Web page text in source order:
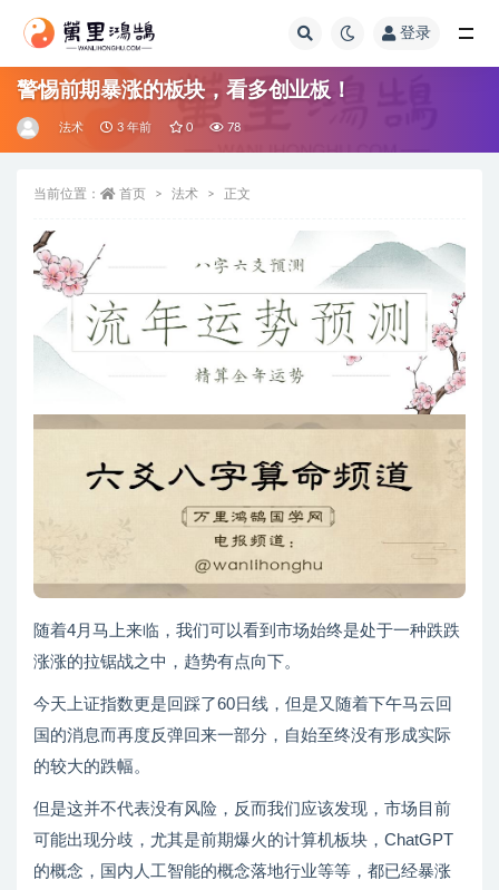
登录
警惕前期暴涨的板块，看多创业板！
法术 3 年前 0 78
当前位置： 首页 法术 正文
随着4月马上来临，我们可以看到市场始终是处于一种跌跌
涨涨的拉锯战之中，趋势有点向下。
今天上证指数更是回踩了60日线，但是又随着下午马云回
国的消息而再度反弹回来一部分，自始至终没有形成实际
的较大的跌幅。
但是这并不代表没有风险，反而我们应该发现，市场目前
可能出现分歧，尤其是前期爆火的计算机板块，ChatGPT
的概念，国内人工智能的概念落地行业等等，都已经暴涨